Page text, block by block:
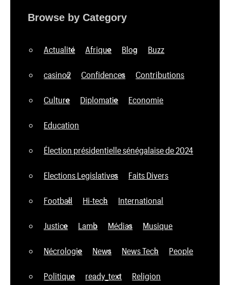
Browse by Category
Actualité Afrique Blog Buzz
casino2 Confidences Contributions
Culture Diplomatie Economie
Education
Élection présidentielle sénégalaise de 2024
Elections Legislatives Faits Divers
Football Hi-tech International
Justice Lamb Médias Musique
Nécrologie News News Tech People
Politique ready_text Religion